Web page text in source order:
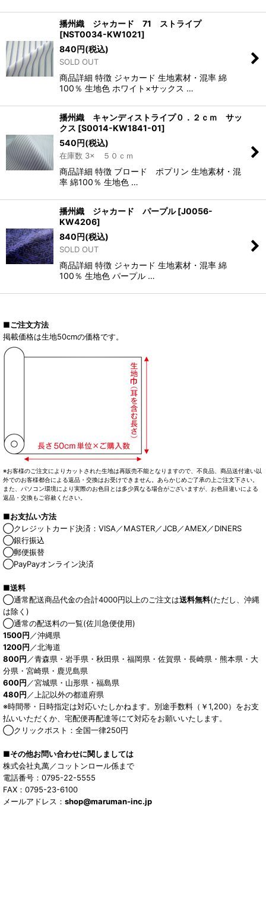
播州織 ジャカード 71 ストライプ
[NST0034-KW1021]
840円(税込)
SOLD OUT
商品詳細 特徴 ジャカード 生地素材・混率 綿
100％ 生地色 ホワイト×サックス …
播州織 キャンディストライプ０．２ｃｍ サッ
クス [S0014-KW1841-01]
540円(税込)
在庫数 3× ５０ｃｍ
商品詳細 特徴 ブロード ポプリン 生地素材・混
率 綿100％ 生地色 …
播州織 ジャカード パープル [J0056-
KW4206]
840円(税込)
SOLD OUT
商品詳細 特徴 ジャカード 生地素材・混率 綿
100％ 生地色 パープル …
■ご注文方法
掲載価格は生地50cmの価格です。
※お客様のご注文によりカットされた生地は再販売不能となりますので、不良品、商品送付違い以
外でのお客様都合による返品・交換はお受けできません。あらかじめご了承の上ご注文下さい。
また、パソコン環境により実際のお色目とは多少異なる場合がございますが、お色目違いによる
返品・交換もご容赦ください。
■お支払い方法
◯クレジットカード決済：VISA／MASTER／JCB／AMEX／DINERS
◯銀行振込
◯郵便振替
◯PayPayオンライン決済
■送料
◯通常配送商品代金の合計4000円以上のご注文は送料無料(ただし、沖縄
は除く)
◯通常の配送料の一覧(佐川急便使用)
1500円 ／沖縄県
1200円 ／北海道
800円 ／青森県・岩手県・秋田県・福岡県・佐賀県・長崎県・熊本県・大
分県・宮崎県・鹿児島県
600円 ／宮城県・山形県・福島県
480円 ／上記以外の都道府県
※時間帯・日時指定は対応いたしかねます。別途手数料（￥1,200）をお支
払いいただくか、宅配便再配達等にて対応をお願いいたします。
◯クリックポスト：全国一律250円
■その他お問い合わせに関しましては
株式会社丸萬／コットンロール係まで
電話番号：0795-22-5555
FAX：0795-23-6100
メールアドレス： shop@maruman-inc.jp